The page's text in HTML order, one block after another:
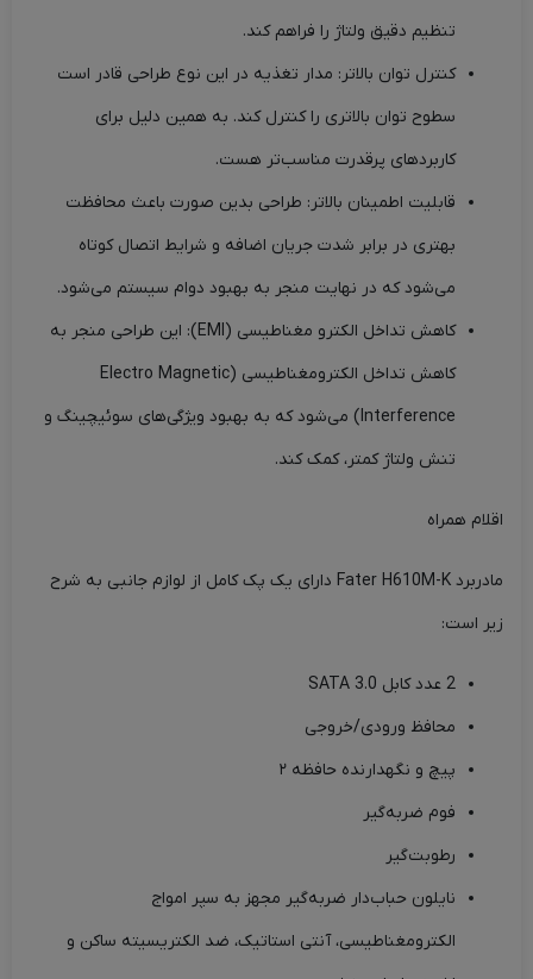
تنظیم دقیق ولتاژ را فراهم کند.
کنترل توان بالاتر: مدار تغذیه در این نوع طراحی قادر است
سطوح توان بالاتری را کنترل کند. به همین دلیل برای
کاربردهای پرقدرت مناسب‌تر هست.
قابلیت اطمینان بالاتر: طراحی بدین صورت باعث محافظت
بهتری در برابر شدت جریان اضافه و شرایط اتصال کوتاه
می‌شود که در نهایت منجر به بهبود دوام سیستم می‌شود.
کاهش تداخل الکترو مغناطیسی (EMI): این طراحی منجر به
کاهش تداخل الکترو‌مغناطیسی (Electro Magnetic
Interference) می‌شود که به بهبود ویژگی‌های سوئیچینگ و
تنش ولتاژ کمتر، کمک کند.
اقلام همراه
مادربرد Fater H610M-K دارای یک پک کامل از لوازم جانبی به شرح
زیر است:
2 عدد کابل SATA 3.0
محافظ ورودی/خروجی
پیچ و نگهدارنده حافظه ۲
فوم ضربه‌گیر
رطوبت‌گیر
نایلون حباب‌دار ضربه‌گیر مجهز به سپر امواج
الکترومغناطیسی، آنتی استاتیک، ضد الکتریسیته ساکن و